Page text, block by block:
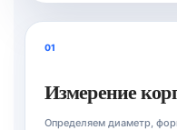
01
Измерение
Определяем диаметр,